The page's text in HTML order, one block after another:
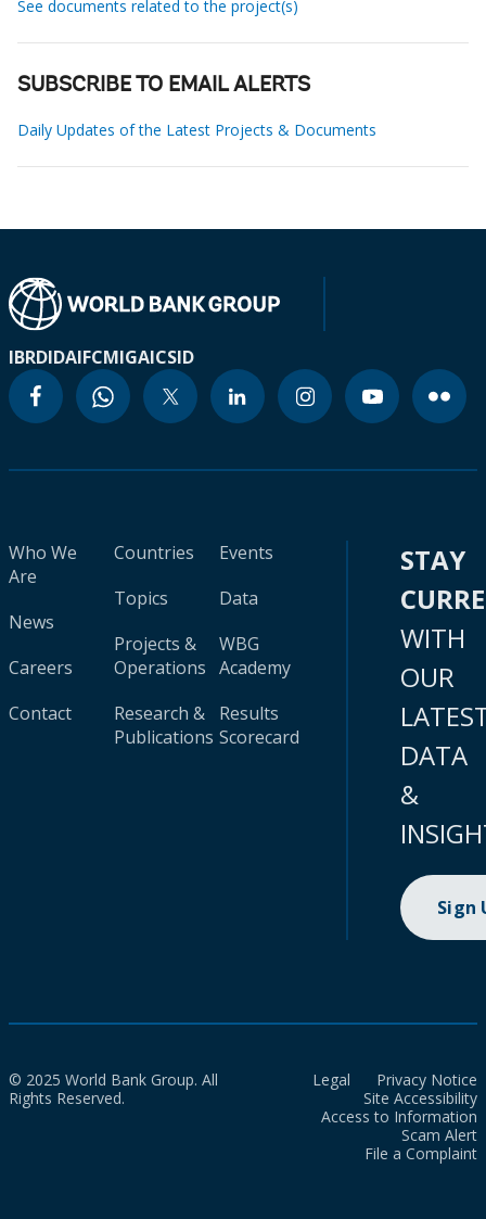
See documents related to the project(s)
SUBSCRIBE TO EMAIL ALERTS
Daily Updates of the Latest Projects & Documents
IBRDIDAIFCMIGAICSID
Who We
Are
News
Careers
Contact
Countries
Topics
Projects &
Operations
Research &
Publications
Events
Data
WBG
Academy
Results
Scorecard
STAY
WITH
OUR
DATA
&
Sign
© 2025 World Bank Group. All
Rights Reserved.
Legal
Privacy Notice
Site Accessibility
Access to Information
Scam Alert
File a Complaint